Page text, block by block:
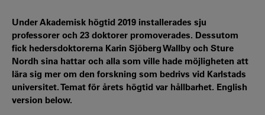
Under Akademisk högtid 2019 installerades sju
professorer och 23 doktorer promoverades. Dessutom
fick hedersdoktorerna Karin Sjöberg Wallby och Sture
Nordh sina hattar och alla som ville hade möjligheten att
lära sig mer om den forskning som bedrivs vid Karlstads
universitet. Temat för årets högtid var hållbarhet. English
version below.